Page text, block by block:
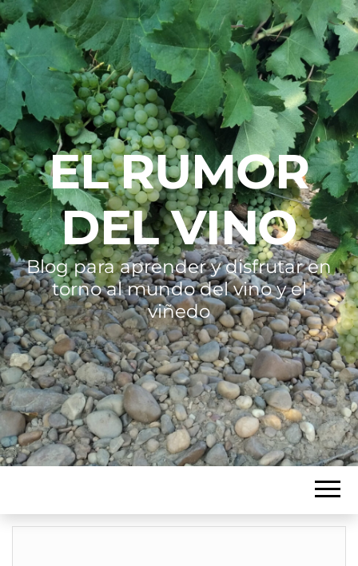
EL RUMOR
DEL VINO
Blog para aprender y disfrutar en
torno al mundo del vino y el
viñedo